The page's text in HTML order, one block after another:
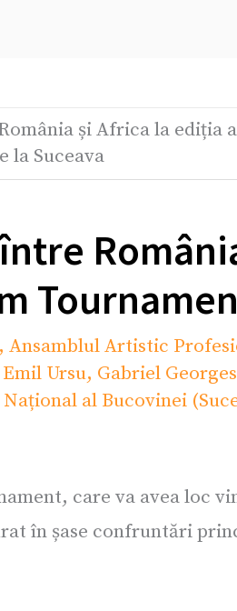
și Africa la ediția
la Suceava
, Ansamblul Artistic
Emil Ursu, Gabriel
al Bucovinei
care va avea loc
în șase confruntări